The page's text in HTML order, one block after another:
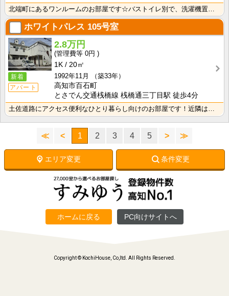
北端町にあるワンルームのお部屋です☆バストイレ別で、洗濯機置き場も室内です♪
ホワイトパレス 105号室
新着
アパート
2.8万円
0円
1K
20㎡
1992年11月
（築33年）
高知市百石町
とさでん交通桟橋線 桟橋通三丁目駅 徒歩4分
土佐道路にアクセス便利なひとり暮らし向けのお部屋です！近隣はスーパーやコンビニの豊富な暮らしやすいエ･･･
≪ < 1 2 3 4 5 > ≫
エリア変更 条件変更
ホームに戻る PC向けサイトへ
Copyright © KochiHouse, Co,ltd. All Rights Reserved.